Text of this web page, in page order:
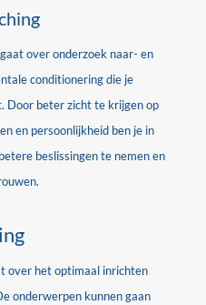
over onderzoek naar- en
conditionering die je
Door beter zicht te krijgen op
en persoonlijkheid ben je in
beslissingen te nemen en
over het optimaal inrichten
onderwerpen kunnen gaan